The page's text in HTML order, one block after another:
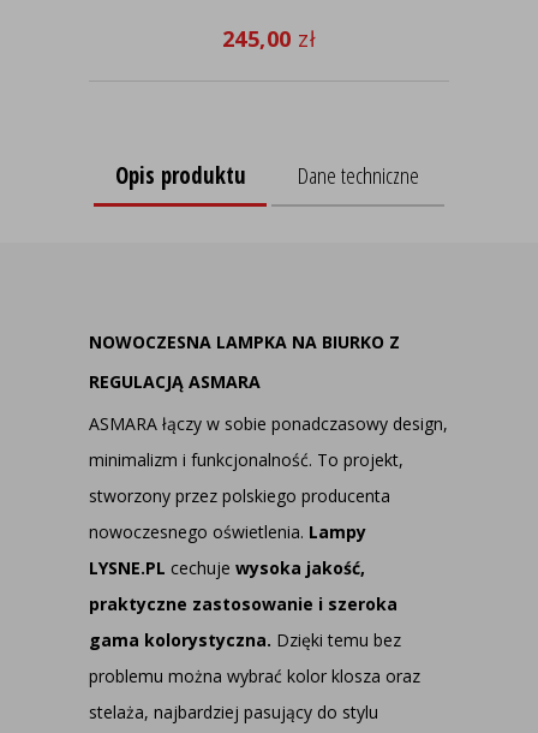
245,00 zł
Opis produktu Dane techniczne
NOWOCZESNA LAMPKA NA BIURKO Z
REGULACJĄ ASMARA
ASMARA łączy w sobie ponadczasowy design,
minimalizm i funkcjonalność. To projekt,
stworzony przez polskiego producenta
nowoczesnego oświetlenia. Lampy
LYSNE.PL cechuje wysoka jakość,
praktyczne zastosowanie i szeroka
gama kolorystyczna. Dzięki temu bez
problemu można wybrać kolor klosza oraz
stelaża, najbardziej pasujący do stylu